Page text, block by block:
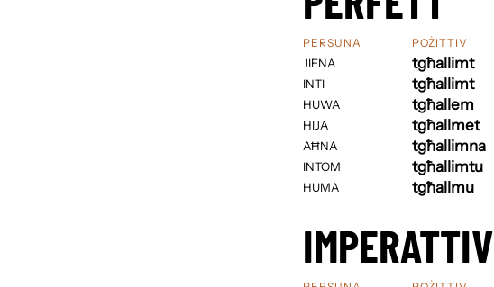
PERSUNA
JIENA
INTI
HUWA
HIJA
AĦNA
INTOM
HUMA
POŻITTIV
tgħallimt
tgħallimt
tgħallem
tgħallmet
tgħallimna
tgħallimtu
tgħallmu
IMPERATTIV